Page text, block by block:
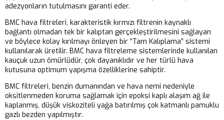
adezyonların tutulmasını garanti eder.
BMC hava filtreleri, karakteristik kırmızı filtrenin kaynaklı
bağlantı olmadan tek bir kalıptan gerçekleştirilmesini sağlayan
ve böylece kolay kırılmayı önleyen bir “Tam Kalıplama” sistemi
kullanılarak üretilir. BMC hava filtreleme sistemlerinde kullanılan
kauçuk uzun ömürlüdür, çok dayanıklıdır ve her türlü hava
kutusuna optimum yapışma özelliklerine sahiptir.
BMC filtreleri, benzin dumanından ve hava nemi nedeniyle
oksitlenmeden koruma sağlamak için epoksi kaplı alaşım ağ ile
kaplanmış, düşük viskoziteli yağa batırılmış çok katmanlı pamuklu
gazlı bezden yapılmıştır.